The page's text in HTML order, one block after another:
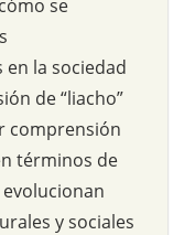
se
la sociedad
de “liacho”
comprensión
términos de
y sociales